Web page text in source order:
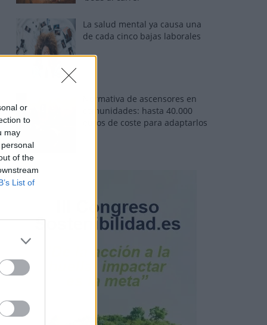
or
to
may
of the
List of
La salud mental ya causa una
de cada cinco bajas laborales
Normativa de ascensores en
comunidades: hasta 40.000
euros de coste para adaptarlos